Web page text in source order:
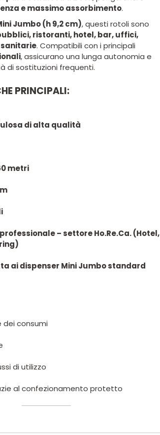
e massimo assorbimento.
Jumbo (h 9,2 cm), questi rotoli sono
ristoranti, hotel, bar, uffici,
. Compatibili con i principali
, assicurano una lunga autonomia e
di sostituzioni frequenti.
PRINCIPALI:
di alta qualità
metri
professionale – settore Ho.Re.Ca. (Hotel,
ai dispenser Mini Jumbo standard
dei consumi
di utilizzo
al confezionamento protetto